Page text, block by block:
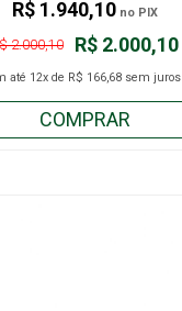
R$ 2.000,10
2.000,10
até 12x de R$ 166,68 sem juros
R$ 1.940,10no PIX
COMPRAR